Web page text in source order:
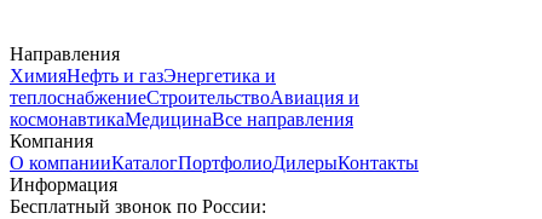
Направления
ХимияНефть и газЭнергетика и
теплоснабжениеСтроительствоАвиация и
космонавтикаМедицинаВсе направления
Компания
О компанииКаталогПортфолиоДилерыКонтакты
Информация
Бесплатный звонок по России: